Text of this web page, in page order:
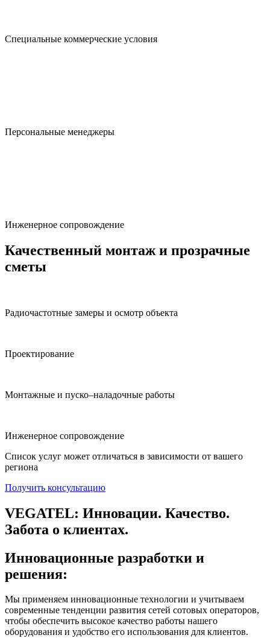
Специальные коммерчес­кие условия
Персональные менеджеры
Инженерное сопровожде­ние
Качественный монтаж и прозрачные
сметы
Радиочастотные замеры и осмотр объекта
Проектирование
Монтажные и пуско–наладочные работы
Инженерное сопровождение
Список услуг может отличаться в зависимости от вашего
региона
Получить консультацию
VEGATEL: Инновации. Качество.
Забота о клиентах.
Инновационные разработки и
решения:
Мы применяем инновационные технологии и учитываем
современные тенденции развития сетей сотовых операторов,
чтобы обеспечить высокое качество работы нашего
оборудования и удобство его использования для клиентов.